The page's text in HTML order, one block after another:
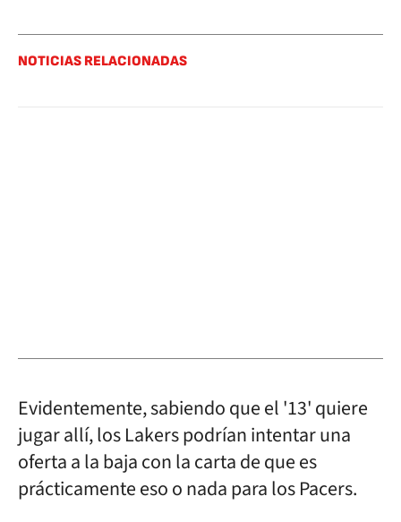
NOTICIAS RELACIONADAS
Evidentemente, sabiendo que el '13' quiere
jugar allí, los Lakers podrían intentar una
oferta a la baja con la carta de que es
prácticamente eso o nada para los Pacers.